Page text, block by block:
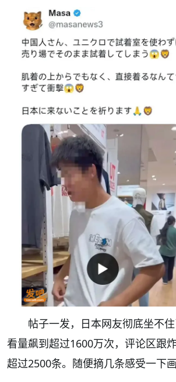
帖子一发，日本网友彻底坐不
看量飙到超过1600万次，评论区跟
超过2500条。随便摘几条感受一下画